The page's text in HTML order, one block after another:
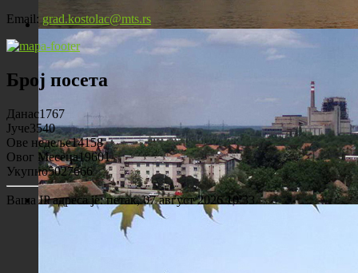
Костолац на Дунаву
Панорама Костолца
Email: grad.kostolac@mts.rs
Број посета
Данас1767
Јуче3540
Ове недеље14158
Овог Месеца19601
Укупно5027666
Ваша IP адреса је:петак, 07 август 2026 10:33